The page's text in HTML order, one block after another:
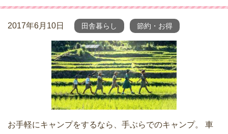
2017年6月10日 田舎暮らし 節約・お得
お手軽にキャンプをするなら、手ぶらでのキャンプ。 車